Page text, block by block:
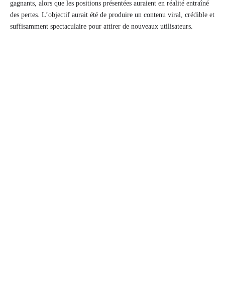
gagnants, alors que les positions présentées auraient en réalité entraîné
des pertes. L’objectif aurait été de produire un contenu viral, crédible et
suffisamment spectaculaire pour attirer de nouveaux utilisateurs.